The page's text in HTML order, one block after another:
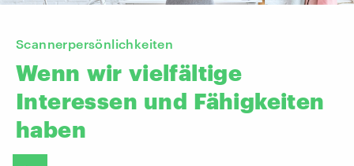
Scannerpersönlichkeiten
Wenn wir vielfältige
Interessen und Fähigkeiten
haben